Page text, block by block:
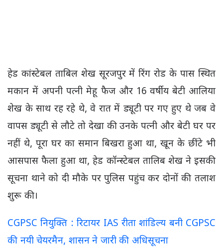
हेड कांस्टेबल ताबिल शेख सूरजपुर में रिंग रोड के पास स्थित
मकान में अपनी पत्नी मेहू फैज और 16 वर्षीय बेटी आलिया
शेख के साथ रह रहे थे, वे रात में ड्यूटी पर गए हुए थे जब वे
वापस ड्यूटी से लौटे तो देखा की उनके पत्नी और बेटी घर पर
नहीं थे, पूरा घर का समान बिखरा हुआ था, खून के छींटे भी
आसपास फैला हुआ था, हेड कॉन्स्टेबल​​​​​ तालिब शेख ने इसकी
सूचना थाने को दी मौके पर पुलिस पहुंच कर दोनों की तलाश
शुरू की।
CGPSC नियुक्ति : रिटायर IAS रीता शांडिल्य बनी CGPSC
की नयी चेयरमैन, शासन ने जारी की अधिसूचना